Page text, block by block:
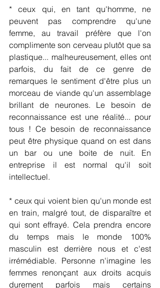
* ceux qui, en tant qu'homme, ne
peuvent pas comprendre qu'une
femme, au travail préfère que l'on
complimente son cerveau plutôt que sa
plastique... malheureusement, elles ont
parfois, du fait de ce genre de
remarques le sentiment d'être plus un
morceau de viande qu'un assemblage
brillant de neurones. Le besoin de
reconnaissance est une réalité... pour
tous ! Ce besoin de reconnaissance
peut être physique quand on est dans
un bar ou une boite de nuit. En
entreprise il est normal qu'il soit
intellectuel.
* ceux qui voient bien qu'un monde est
en train, malgré tout, de disparaître et
qui sont effrayé. Cela prendra encore
du temps mais le monde 100%
masculin est derrière nous et c'est
irrémédiable. Personne n'imagine les
femmes renonçant aux droits acquis
durement parfois mais certains